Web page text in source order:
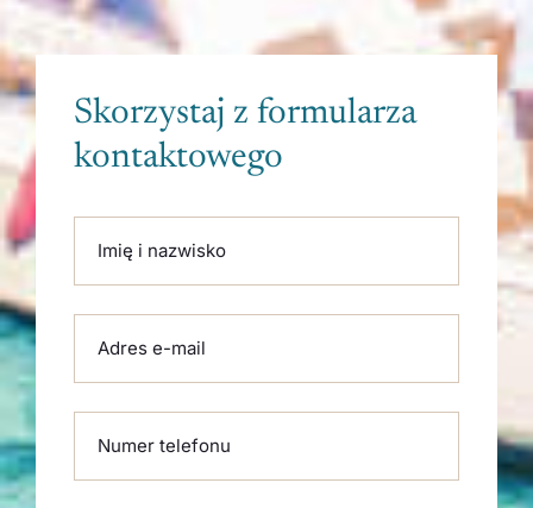
Skorzystaj z formularza
kontaktowego
Imię i nazwisko
Adres e-mail
Numer telefonu